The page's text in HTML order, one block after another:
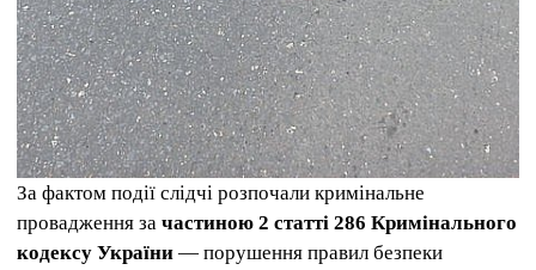
За фактом події слідчі розпочали кримінальне
провадження за частиною 2 статті 286 Кримінального
кодексу України — порушення правил безпеки